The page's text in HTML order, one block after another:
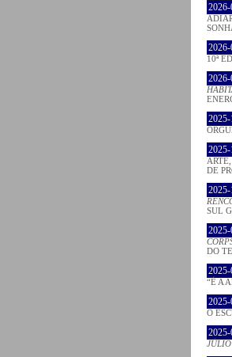
10ª
DE
SUL
DO
“É A
O
JÚLIO